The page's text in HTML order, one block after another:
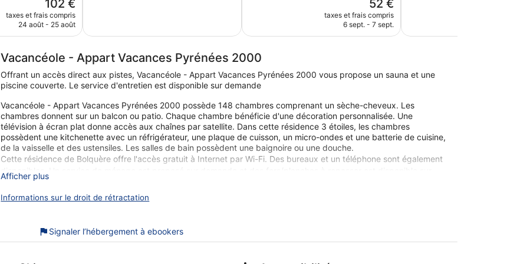
nouveau
prix
102 €
102 €
taxes et frais compris
24 août - 25 août
nouveau
prix
52 €
taxes et frais compris
6 sept. - 7 sept.
Vacancéole - Appart Vacances Pyrénées 2000
Offrant un accès direct aux pistes, Vacancéole - Appart Vacances Pyrénées 2000 vous propose un sauna et une
piscine couverte. Le service d'entretien est disponible sur demande
Vacancéole - Appart Vacances Pyrénées 2000 possède 148 chambres comprenant un sèche-cheveux. Les
chambres donnent sur un balcon ou patio. Chaque chambre bénéficie d'une décoration personnalisée. Une
télévision à écran plat donne accès aux chaînes par satellite. Dans cette résidence 3 étoiles, les chambres
possèdent une kitchenette avec un réfrigérateur, une plaque de cuisson, un micro-ondes et une batterie de cuisine,
de la vaisselle et des ustensiles. Les salles de bain possèdent une baignoire ou une douche.
Cette résidence de Bolquère offre l'accès gratuit à Internet par Wi-Fi. Des bureaux et un téléphone sont également
disponibles. Un service de ménage est proposé sur demande et des fers/planches à repasser est disponible sur
demande.
Une piscine couverte et un bain à remous se trouvent sur place. Les infrastructures de loisir incluent également un
peuvent faire l'objet de frais supplémentaires.
Afficher plus
Informations sur le droit de rétractation
Signaler l’hébergement à ebookers